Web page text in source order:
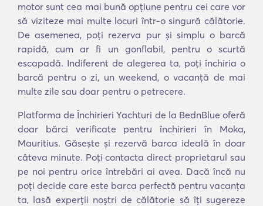
motor sunt cea mai bună opțiune pentru cei care vor
să viziteze mai multe locuri într-o singură călătorie.
De asemenea, poți rezerva pur și simplu o barcă
rapidă, cum ar fi un gonflabil, pentru o scurtă
escapadă. Indiferent de alegerea ta, poți închiria o
barcă pentru o zi, un weekend, o vacanță de mai
multe zile sau doar pentru o petrecere.
Platforma de Închirieri Yachturi de la BednBlue oferă
doar bărci verificate pentru închirieri în Moka,
Mauritius. Găsește și rezervă barca ideală în doar
câteva minute. Poți contacta direct proprietarul sau
pe noi pentru orice întrebări ai avea. Dacă încă nu
poți decide care este barca perfectă pentru vacanța
ta, lasă experții noștri de călătorie să îți sugereze